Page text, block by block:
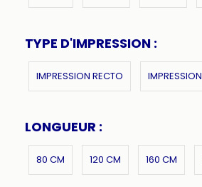
TYPE D'IMPRESSION :
IMPRESSION RECTO
LONGUEUR :
80 CM 120 CM 160 CM